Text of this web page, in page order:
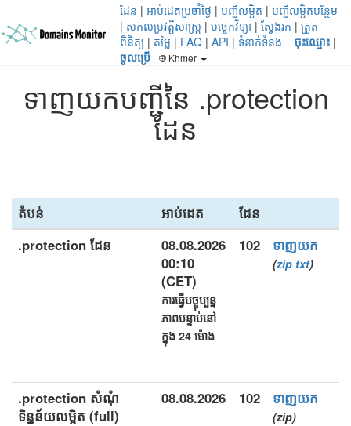
ដែន | អាប់ដេតប្រចាំថ្ងៃ | បញ្ជីលម្អិត | បញ្ជីលម្អិតបន្ថែម
| សកលប្រវត្តិសាស្ត្រ | បច្ចេកវិទ្យា | ស្វែងរក | ត្រួត
ពិនិត្យ | តម្លៃ | FAQ | API | ទំនាក់ទំនង ចុះឈ្មោះ |
ចូលប្រើ
Khmer
ទាញយកបញ្ជីនៃ .protection
ដែន
តំបន់ អាប់ដេត
ដែន
.protection ដែន
08.08.2026
00:10
(CET)
ការធ្វើបច្ចុប្បន្ន
ភាពបន្ទាប់នៅ
ក្នុង 24 ម៉ោង
102 ទាញយក
(zip txt)
.protection សំណុំ
ទិន្នន័យលម្អិត (full)
08.08.2026 102 ទាញយក
(zip)